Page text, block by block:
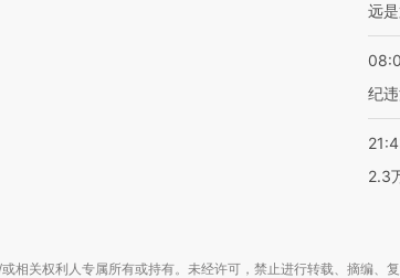
远
纪
2.3
相关权利人专属所有或持有。未经许可，禁止进行转载、摘编、复